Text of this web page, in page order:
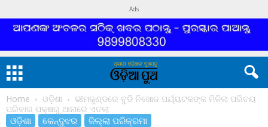
Ads
Home ଓଡ଼ିଶା
ଭୀମକୁଣ୍ଡରେ ବୁଡି ନିଖୋଜ ପର୍ଯ୍ୟଟକଙ୍କ ମିଳିଲା ପରିଚୟ
ପରିବାର ପକ୍ଷରୁ ଥାନାରେ ଏତଲା
ଓଡ଼ିଶା କେନ୍ଦୁଝର ଜିଲ୍ଲା ପରିକ୍ରମା